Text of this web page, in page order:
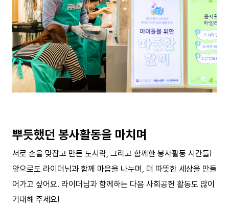
뿌듯했던 봉사활동을 마치며
서로 손을 맞잡고 만든 도시락, 그리고 함께한 봉사활동 시간들!
앞으로도 라이더님과 함께 마음을 나누며, 더 따뜻한 세상을 만들
어가고 싶어요. 라이더님과 함께하는 다음 사회공헌 활동도 많이
기대해 주세요!